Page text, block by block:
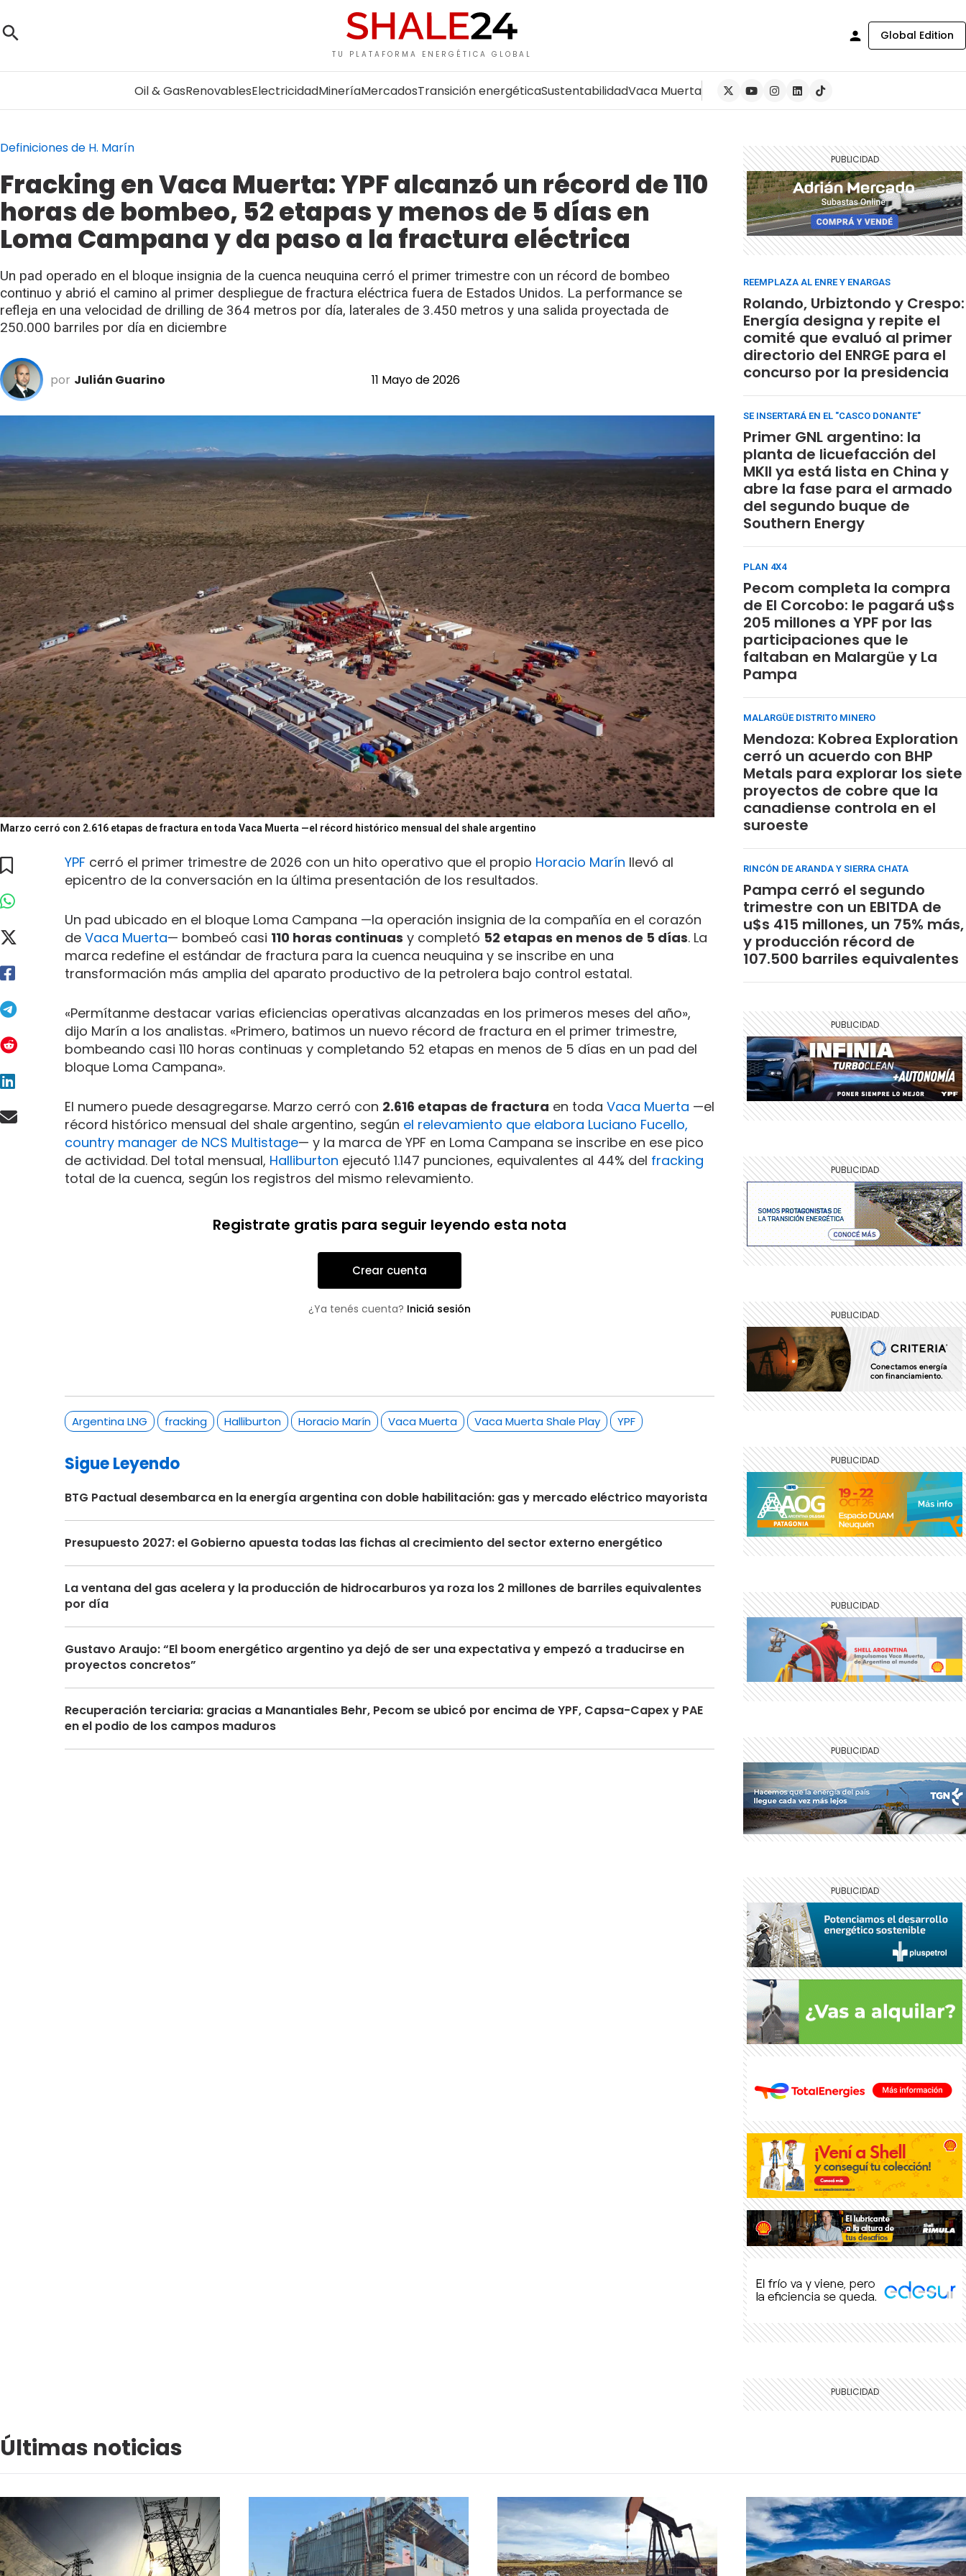
TU PLATAFORMA ENERGÉTICA GLOBAL
Global Edition
Oil & GasRenovablesElectricidadMineríaMercadosTransición energéticaSustentabilidadVaca Muerta
Definiciones de H. Marín
Fracking en Vaca Muerta: YPF alcanzó un récord de 110
horas de bombeo, 52 etapas y menos de 5 días en
Loma Campana y da paso a la fractura eléctrica
Un pad operado en el bloque insignia de la cuenca neuquina cerró el primer trimestre con un récord de bombeo
continuo y abrió el camino al primer despliegue de fractura eléctrica fuera de Estados Unidos. La performance se
refleja en una velocidad de drilling de 364 metros por día, laterales de 3.450 metros y una salida proyectada de
250.000 barriles por día en diciembre
por Julián Guarino 11 Mayo de 2026
Marzo cerró con 2.616 etapas de fractura en toda Vaca Muerta —el récord histórico mensual del shale argentino
YPF cerró el primer trimestre de 2026 con un hito operativo que el propio Horacio Marín llevó al
epicentro de la conversación en la última presentación de los resultados.
Un pad ubicado en el bloque Loma Campana —la operación insignia de la compañía en el corazón
de Vaca Muerta— bombeó casi 110 horas continuas y completó 52 etapas en menos de 5 días. La
marca redefine el estándar de fractura para la cuenca neuquina y se inscribe en una
transformación más amplia del aparato productivo de la petrolera bajo control estatal.
«Permítanme destacar varias eficiencias operativas alcanzadas en los primeros meses del año»,
dijo Marín a los analistas. «Primero, batimos un nuevo récord de fractura en el primer trimestre,
bombeando casi 110 horas continuas y completando 52 etapas en menos de 5 días en un pad del
bloque Loma Campana».
El numero puede desagregarse. Marzo cerró con 2.616 etapas de fractura en toda Vaca Muerta —el
récord histórico mensual del shale argentino, según el relevamiento que elabora Luciano Fucello,
country manager de NCS Multistage— y la marca de YPF en Loma Campana se inscribe en ese pico
de actividad. Del total mensual, Halliburton ejecutó 1.147 punciones, equivalentes al 44% del fracking
total de la cuenca, según los registros del mismo relevamiento.
Registrate gratis para seguir leyendo esta nota
Crear cuenta
¿Ya tenés cuenta? Iniciá sesión
Argentina LNG fracking Halliburton Horacio Marín Vaca Muerta Vaca Muerta Shale Play YPF
Sigue Leyendo
BTG Pactual desembarca en la energía argentina con doble habilitación: gas y mercado eléctrico mayorista
Presupuesto 2027: el Gobierno apuesta todas las fichas al crecimiento del sector externo energético
La ventana del gas acelera y la producción de hidrocarburos ya roza los 2 millones de barriles equivalentes
por día
Gustavo Araujo: “El boom energético argentino ya dejó de ser una expectativa y empezó a traducirse en
proyectos concretos”
Recuperación terciaria: gracias a Manantiales Behr, Pecom se ubicó por encima de YPF, Capsa-Capex y PAE
en el podio de los campos maduros
REEMPLAZA AL ENRE Y ENARGAS
Rolando, Urbiztondo y Crespo:
Energía designa y repite el
comité que evaluó al primer
directorio del ENRGE para el
concurso por la presidencia
SE INSERTARÁ EN EL "CASCO DONANTE"
Primer GNL argentino: la
planta de licuefacción del
MKII ya está lista en China y
abre la fase para el armado
del segundo buque de
Southern Energy
PLAN 4X4
Pecom completa la compra
de El Corcobo: le pagará u$s
205 millones a YPF por las
participaciones que le
faltaban en Malargüe y La
Pampa
MALARGÜE DISTRITO MINERO
Mendoza: Kobrea Exploration
cerró un acuerdo con BHP
Metals para explorar los siete
proyectos de cobre que la
canadiense controla en el
suroeste
RINCÓN DE ARANDA Y SIERRA CHATA
Pampa cerró el segundo
trimestre con un EBITDA de
u$s 415 millones, un 75% más,
y producción récord de
107.500 barriles equivalentes
Últimas noticias